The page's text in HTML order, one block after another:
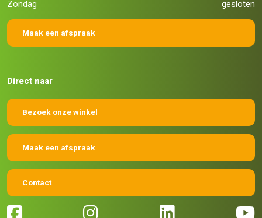
Zondag
gesloten
Maak een afspraak
Direct naar
Bezoek onze winkel
Maak een afspraak
Contact